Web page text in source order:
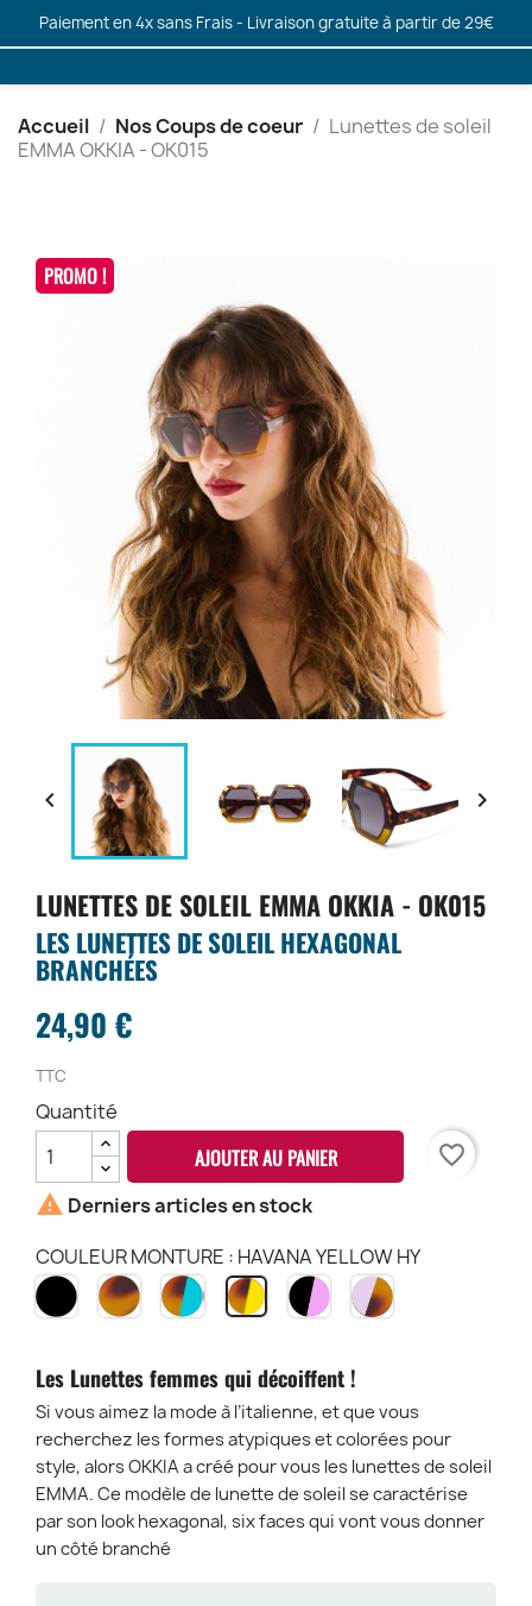
Paiement en 4x sans Frais - Livraison gratuite à partir de 29€
Accueil Nos Coups de coeur
Lunettes de soleil
EMMA OKKIA - OK015
PROMO !
 
LUNETTES DE SOLEIL EMMA OKKIA - OK015
LES LUNETTES DE SOLEIL HEXAGONAL
BRANCHÉES
24,90 €
TTC
Quantité
AJOUTER AU PANIER favorite_border
 Derniers articles en stock
COULEUR MONTURE : HAVANA YELLOW HY
NOIR
BK
HAVANA
CH
HAVANA
&
HAVANA
YELLOW
BLACK
&
PINK
HAVANA
Les Lunettes femmes qui décoiffent !
Si vous aimez la mode à l’italienne, et que vous
recherchez les formes atypiques et colorées pour
style, alors OKKIA a créé pour vous les lunettes de soleil
EMMA. Ce modèle de lunette de soleil se caractérise
par son look hexagonal, six faces qui vont vous donner
un côté branché